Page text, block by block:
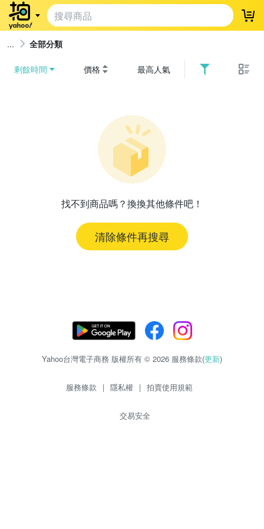
登
全部分類
剩餘時間 價格 最高人氣
找不到商品嗎？換換其他條件吧！
清除條件再搜尋
Yahoo台灣電子商務 版權所有 © 2026 服務條款(更新)
服務條款 | 隱私權 | 拍賣使用規範
交易安全